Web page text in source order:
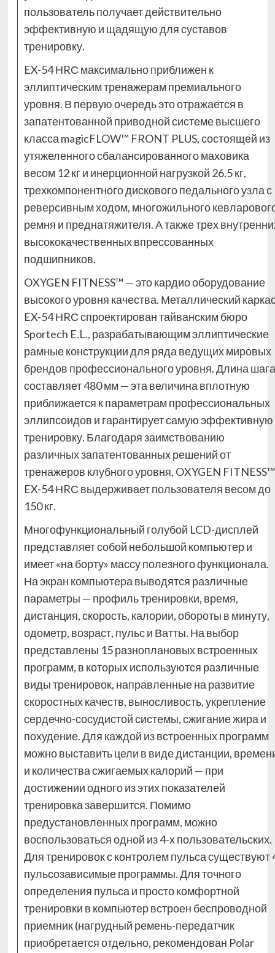
пользователь получает действительно
эффективную и щадящую для суставов
тренировку.
EX-54 НRС максимально приближен к
эллиптическим тренажерам премиального
уровня. В первую очередь это отражается в
запатентованной приводной системе высшего
класса magicFLOW™ FRONT PLUS, состоящей из
утяжеленного сбалансированного маховика
весом 12 кг и инерционной нагрузкой 26.5 кг,
трехкомпонентного дискового педального узла с
реверсивным ходом, многожильного
ремня и преднатяжителя. А также трех
высококачественных впрессованных
подшипников.
OXYGEN FITNESS™ — это кардио оборудование
высокого уровня качества. Металлический
EX-54 НRС спроектирован тайванским бюро
Sportech E.L., разрабатывающим эллиптические
рамные конструкции для ряда ведущих мировых
брендов профессионального уровня. Длина шага
составляет 480 мм — эта величина вплотную
приближается к параметрам профессиональных
эллипсоидов и гарантирует самую эффективную
тренировку. Благодаря заимствованию
различных запатентованных решений от
тренажеров клубного уровня, OXYGEN FITNESS™
EX-54 НRС выдерживает пользователя весом до
150 кг.
Многофункциональный голубой LCD-дисплей
представляет собой небольшой компьютер и
имеет «на борту» массу полезного функционала.
На экран компьютера выводятся различные
параметры — профиль тренировки, время,
дистанция, скорость, калории, обороты в минуту,
одометр, возраст, пульс и Ватты. На выбор
представлены 15 разноплановых встроенных
программ, в которых используются различные
виды тренировок, направленные на развитие
скоростных качеств, выносливость, укрепление
сердечно-сосудистой системы, сжигание жира и
похудение. Для каждой из встроенных программ
можно выставить цели в виде дистанции,
и количества сжигаемых калорий — при
достижении одного из этих показателей
тренировка завершится. Помимо
предустановленных программ, можно
воспользоваться одной из 4-х пользовательских.
Для тренировок с контролем пульса существуют
пульсозависимые программы. Для точного
определения пульса и просто комфортной
тренировки в компьютер встроен беспроводной
приемник (нагрудный ремень-передатчик
приобретается отдельно, рекомендован Polar